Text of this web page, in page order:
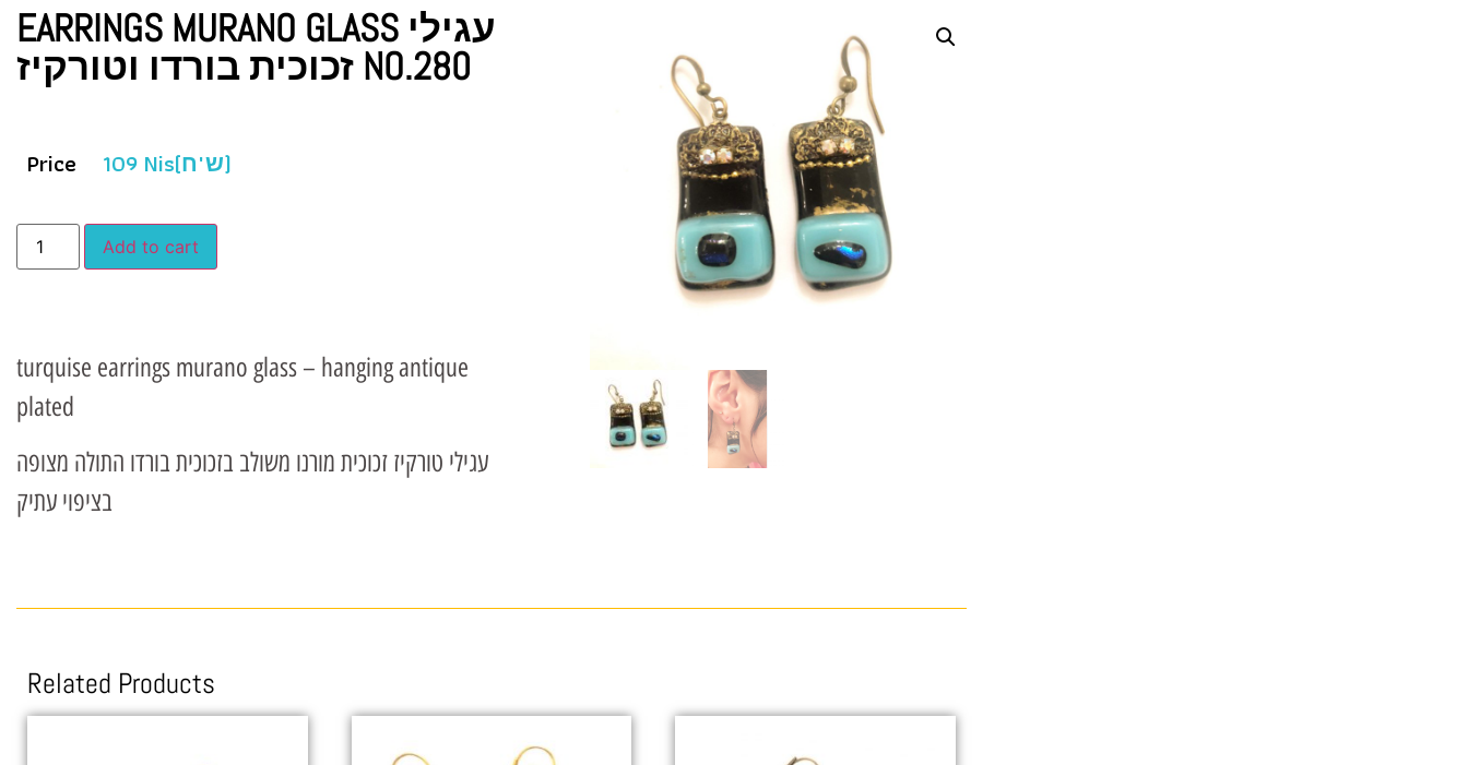
EARRINGS MURANO GLASS עגילי
זכוכית בורדו וטורקיז NO.280
Price 109 Nis(ש"ח)
Add to cart
turquise earrings murano glass – hanging antique
plated
עגילי טורקיז זכוכית מורנו משולב בזכוכית בורדו התולה מצופה
בציפוי עתיק
Related Products